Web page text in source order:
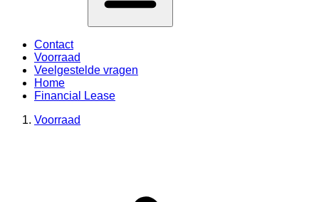
Contact
Voorraad
Veelgestelde vragen
Home
Financial Lease
Voorraad